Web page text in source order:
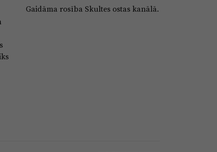
Gaidāma rosība Skultes ostas kanālā.